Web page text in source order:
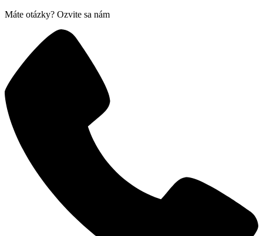
Máte otázky? Ozvite sa nám